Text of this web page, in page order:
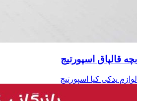
بچه قالپاق اسپورتیج
لوازم یدکی کیا اسپورتیج